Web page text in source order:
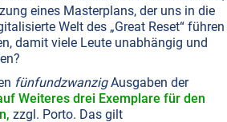
haben.Weiterlesen...
JUDENTUM
Apartheid
eines Masterplans, der uns in die
Welt des „Great Reset“ führen
damit viele Leute unabhängig und
fünfundzwanzigAusgaben der
Weiteres drei Exemplare für den
zzgl. Porto. Das gilt